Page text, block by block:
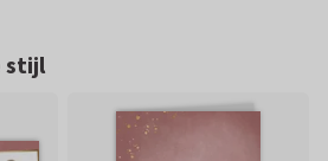
stijl